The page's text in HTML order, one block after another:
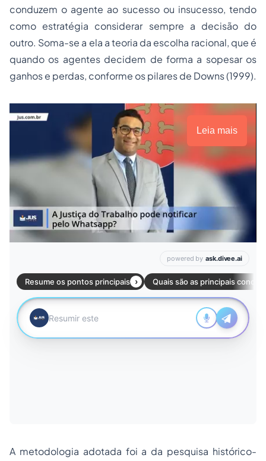
conduzem o agente ao sucesso ou insucesso, tendo
como estratégia considerar sempre a decisão do
outro. Soma-se a ela a teoria da escolha racional, que é
quando os agentes decidem de forma a sopesar os
ganhos e perdas, conforme os pilares de Downs (1999).
Leia mais
A metodologia adotada foi a da pesquisa histórico-